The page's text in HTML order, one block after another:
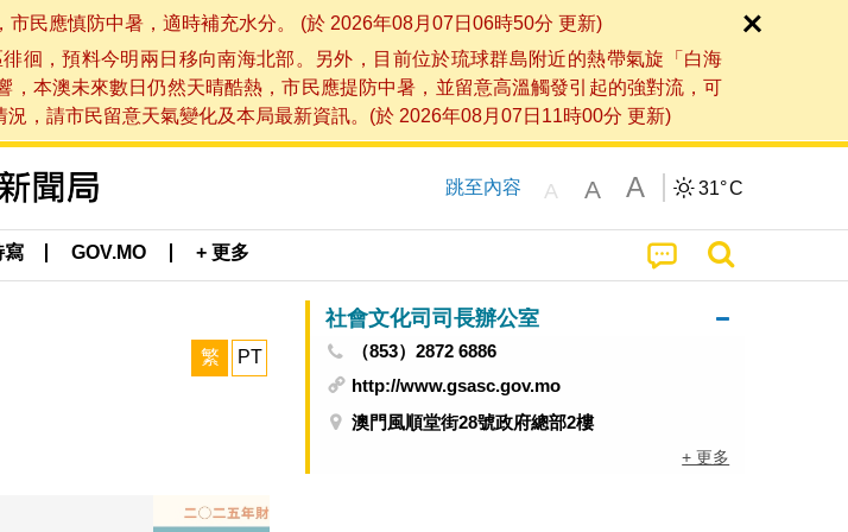
民應慎防中暑，適時補充水分。 (於 2026年08月07日06時50分 更新)
徊，預料今明兩日移向南海北部。另外，目前位於琉球群島附近的熱帶氣旋「白海
本澳未來數日仍然天晴酷熱，市民應提防中暑，並留意高溫觸發引起的強對流，可
，請市民留意天氣變化及本局最新資訊。(於 2026年08月07日11時00分 更新)
跳至內容 A A A 31°C
寫 GOV.MO + 更多
繁 PT
社會文化司司長辦公室
（853）2872 6886
http://www.gsasc.gov.mo
澳門風順堂街28號政府總部2樓
+ 更多